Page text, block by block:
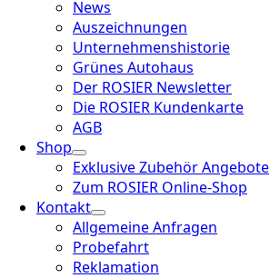
News
Auszeichnungen
Unternehmenshistorie
Grünes Autohaus
Der ROSIER Newsletter
Die ROSIER Kundenkarte
AGB
Shop
Exklusive Zubehör Angebote
Zum ROSIER Online-Shop
Kontakt
Allgemeine Anfragen
Probefahrt
Reklamation